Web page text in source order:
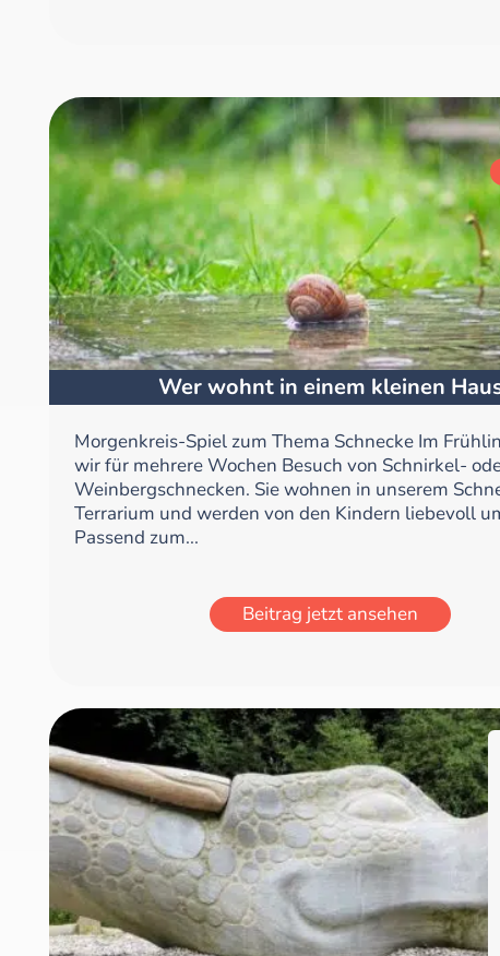
Wer wohnt in einem kleinen
Morgenkreis-Spiel zum Thema Schnecke Im
wir für mehrere Wochen Besuch von Schnirkel-
Weinbergschnecken. Sie wohnen in unserem
Terrarium und werden von den Kindern liebevoll
Passend zum...
Beitrag jetzt ansehen